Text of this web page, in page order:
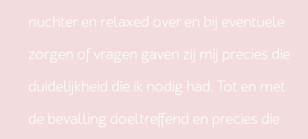
nuchter en relaxed over en bij eventuele
zorgen of vragen gaven zij mij precies die
duidelijkheid die ik nodig had. Tot en met
de bevalling doeltreffend en precies die